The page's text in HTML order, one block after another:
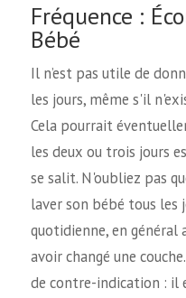
Fréquence :
Bébé
Il n’est pas utile de
les jours, même s'il
Cela pourrait
les deux ou trois jours
se salit. N'oubliez pas
laver son bébé tous
quotidienne, en général
avoir changé une
de contre-indication : il